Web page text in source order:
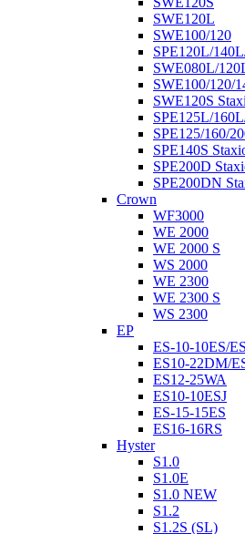
SWE120L
SWE100/120
SPE120L/
SWE080L/
SWE100/120/
SWE120S
SPE125L/
SPE125/160/
SPE140S
SPE200D
SPE200DN
Crown
WF3000
WE 2000
WE 2000 S
WS 2000
WE 2300
WE 2300 S
WS 2300
EP
ES-10-10ES/
ES10-22DM/
ES12-25WA
ES10-10ESJ
ES-15-15ES
ES16-16RS
Hyster
S1.0
S1.0E
S1.0 NEW
S1.2
S1.2S (SL)